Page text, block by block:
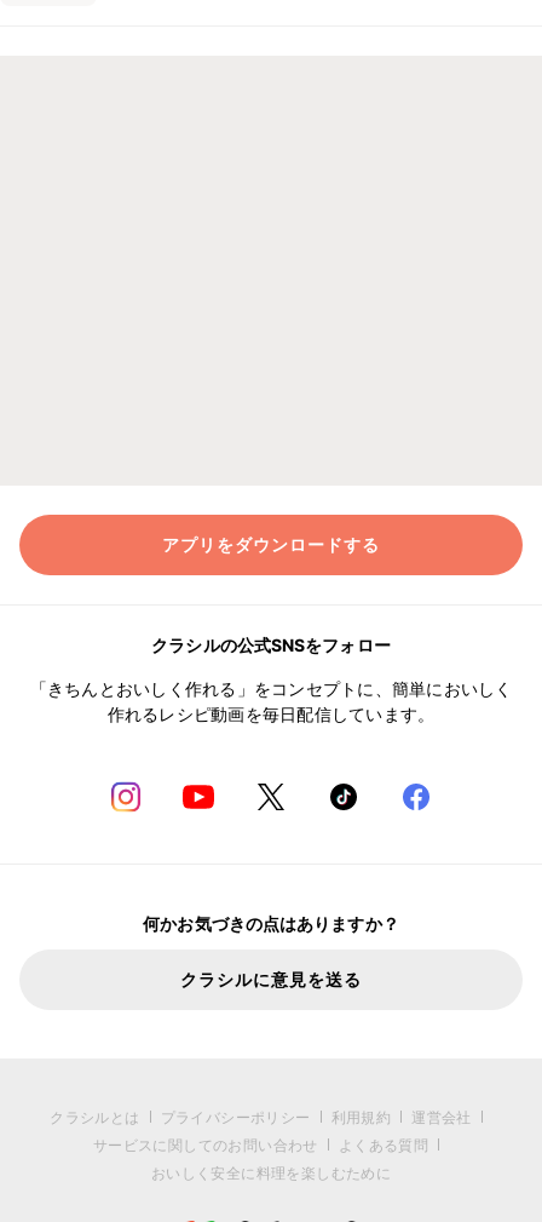
アプリをダウンロードする
クラシルの公式SNSをフォロー
「きちんとおいしく作れる」をコンセプトに、簡単においしく
作れるレシピ動画を毎日配信しています。
何かお気づきの点はありますか？
クラシルに意見を送る
クラシルとは プライバシーポリシー 利用規約
運営会社
サービスに関してのお問い合わせ
よくある質問
おいしく安全に料理を楽しむために